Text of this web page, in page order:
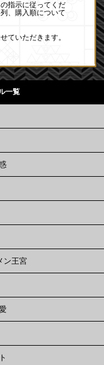
指示に従ってくだ
、購入順について
ていただきます。
一覧
ン王宮